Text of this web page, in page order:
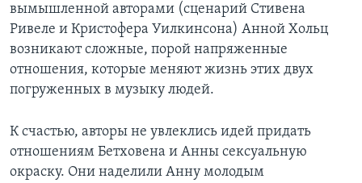
вымышленной авторами (сценарий Стивена
Ривеле и Кристофера Уилкинсона) Анной Хольц
возникают сложные, порой напряженные
отношения, которые меняют жизнь этих двух
погруженных в музыку людей.
К счастью, авторы не увлеклись идей придать
отношениям Бетховена и Анны сексуальную
окраску. Они наделили Анну молодым